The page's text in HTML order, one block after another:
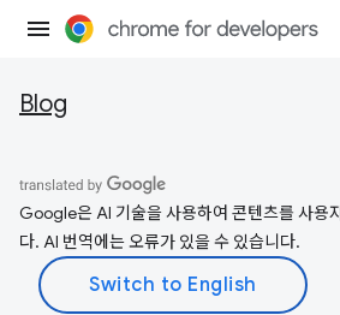
Blog
Google은 AI 기술을 사용하여 콘텐츠를 사용
다. AI 번역에는 오류가 있을 수 있습니다.